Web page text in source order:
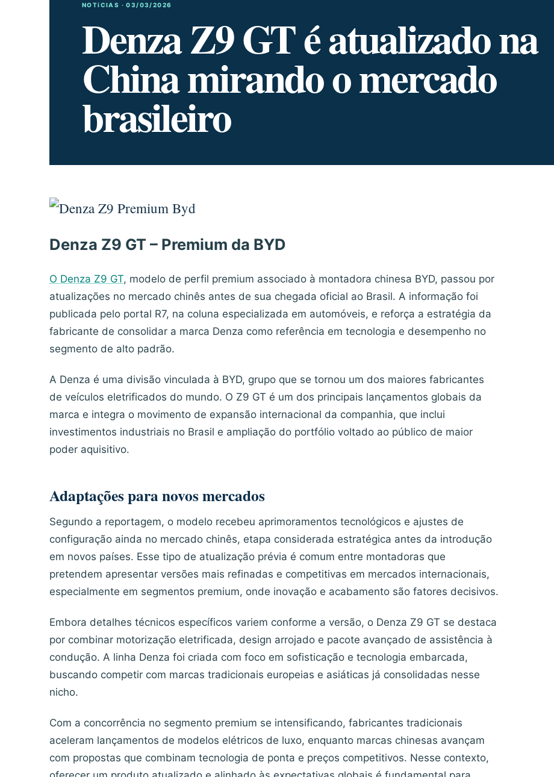
NOTíCIAS · 03/03/2026
Denza Z9 GT é atualizado na
China mirando o mercado
brasileiro
Denza Z9 GT – Premium da BYD
O Denza Z9 GT, modelo de perfil premium associado à montadora chinesa BYD, passou por
atualizações no mercado chinês antes de sua chegada oficial ao Brasil. A informação foi
publicada pelo portal R7, na coluna especializada em automóveis, e reforça a estratégia da
fabricante de consolidar a marca Denza como referência em tecnologia e desempenho no
segmento de alto padrão.
A Denza é uma divisão vinculada à BYD, grupo que se tornou um dos maiores fabricantes
de veículos eletrificados do mundo. O Z9 GT é um dos principais lançamentos globais da
marca e integra o movimento de expansão internacional da companhia, que inclui
investimentos industriais no Brasil e ampliação do portfólio voltado ao público de maior
poder aquisitivo.
Adaptações para novos mercados
Segundo a reportagem, o modelo recebeu aprimoramentos tecnológicos e ajustes de
configuração ainda no mercado chinês, etapa considerada estratégica antes da introdução
em novos países. Esse tipo de atualização prévia é comum entre montadoras que
pretendem apresentar versões mais refinadas e competitivas em mercados internacionais,
especialmente em segmentos premium, onde inovação e acabamento são fatores decisivos.
Embora detalhes técnicos específicos variem conforme a versão, o Denza Z9 GT se destaca
por combinar motorização eletrificada, design arrojado e pacote avançado de assistência à
condução. A linha Denza foi criada com foco em sofisticação e tecnologia embarcada,
buscando competir com marcas tradicionais europeias e asiáticas já consolidadas nesse
nicho.
Com a concorrência no segmento premium se intensificando, fabricantes tradicionais
aceleram lançamentos de modelos elétricos de luxo, enquanto marcas chinesas avançam
com propostas que combinam tecnologia de ponta e preços competitivos. Nesse contexto,